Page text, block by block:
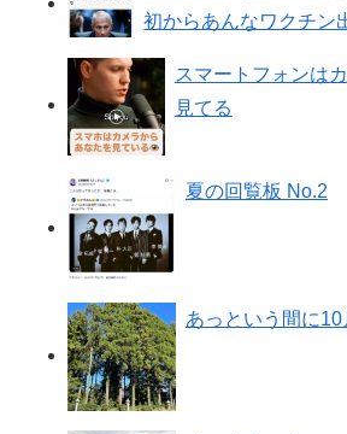
初からあんなワクチン
スマートフォンは
見てる
夏の回覧板 No.2
あっという間に10